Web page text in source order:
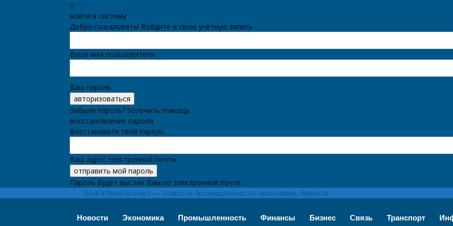
войти в систему
Добро пожаловать! Войдите в свою учётную запись
Ваше имя пользователя
Ваш пароль
Забыли пароль? получить помощь
восстановление пароля
Восстановите свой пароль
Ваш адрес электронной почты
Пароль будет выслан Вам по электронной почте.
ВолгаПромЭксперт — Новости промышленности, экономики, бизнеса
Новости Экономика Промышленность Финансы Бизнес Связь Транспорт